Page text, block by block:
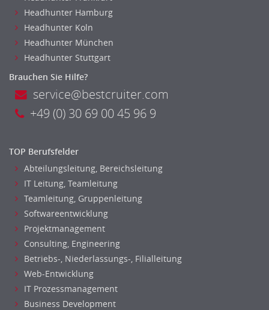
Headhunter Hamburg
Headhunter Koln
Headhunter München
Headhunter Stuttgart
Brauchen Sie Hilfe?
service@bestcruiter.com
+49 (0) 30 69 00 45 96 9
TOP Berufsfelder
Abteilungsleitung, Bereichsleitung
IT Leitung, Teamleitung
Teamleitung, Gruppenleitung
Softwareentwicklung
Projektmanagement
Consulting, Engineering
Betriebs-, Niederlassungs-, Filialleitung
Web-Entwicklung
IT Prozessmanagement
Business Development